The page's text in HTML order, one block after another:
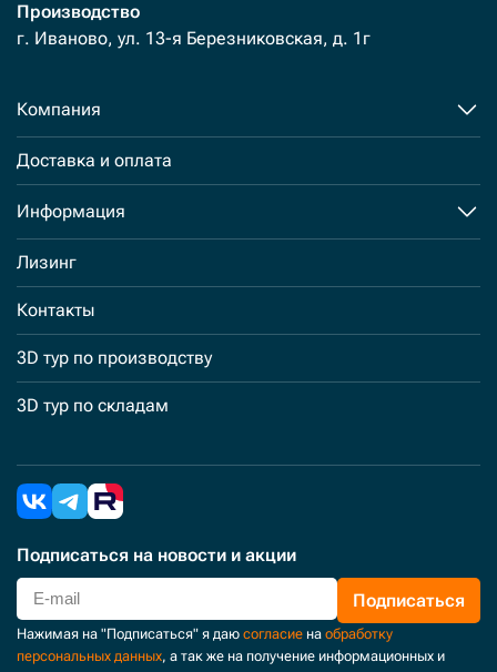
Производство
г. Иваново, ул. 13-я Березниковская, д. 1г
Компания
Доставка и оплата
Информация
Лизинг
Контакты
3D тур по производству
3D тур по складам
Подписаться на новости и акции
Подписаться
Нажимая на "Подписаться" я даю согласие на обработку
персональных данных, а так же на получение информационных и